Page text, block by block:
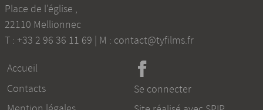
Place de l'église ,
22110 Mellionnec
T : +33 2 96 36 11 69 | M : contact@tyfilms.fr
Accueil
Contacts
Se connecter